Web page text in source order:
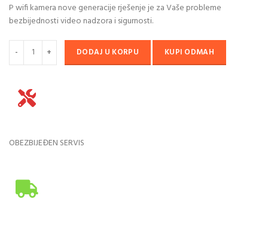
was:
85,90 KM.
is:
42,95 KM.
P wifi kamera nove generacije rješenje je za Vaše probleme
bezbijednosti video nadzora i sigurnosti.
DODAJ U KORPU KUPI ODMAH
OBEZBIJEĐEN SERVIS